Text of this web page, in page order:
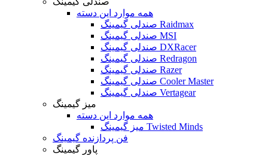
همه موارد این دسته
صندلی گیمینگ Raidmax
صندلی گیمینگ MSI
صندلی گیمینگ DXRacer
صندلی گیمینگ Redragon
صندلی گیمینگ Razer
صندلی گیمینگ Cooler Master
صندلی گیمینگ Vertagear
میز گیمینگ
همه موارد این دسته
میز گیمینگ Twisted Minds
فن پردازنده گیمینگ
پاور گیمینگ